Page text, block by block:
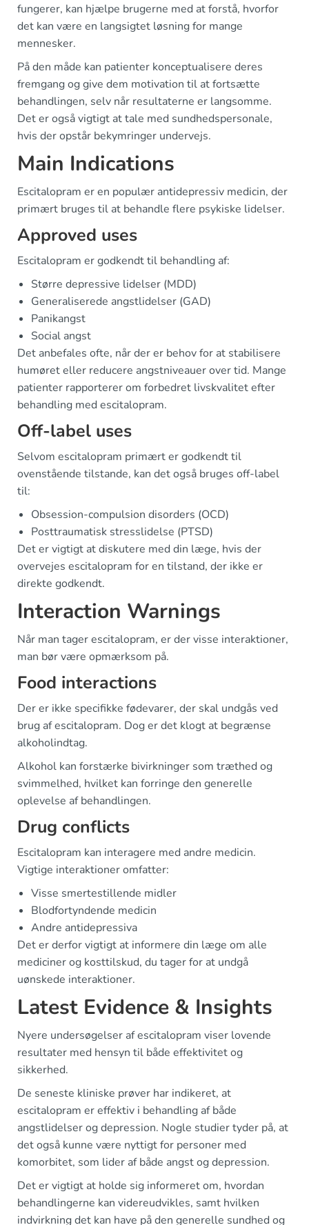
fungerer, kan hjælpe brugerne med at forstå, hvorfor
det kan være en langsigtet løsning for mange
mennesker.
På den måde kan patienter konceptualisere deres
fremgang og give dem motivation til at fortsætte
behandlingen, selv når resultaterne er langsomme.
Det er også vigtigt at tale med sundhedspersonale,
hvis der opstår bekymringer undervejs.
Main Indications
Escitalopram er en populær antidepressiv medicin, der
primært bruges til at behandle flere psykiske lidelser.
Approved uses
Escitalopram er godkendt til behandling af:
Større depressive lidelser (MDD)
Generaliserede angstlidelser (GAD)
Panikangst
Social angst
Det anbefales ofte, når der er behov for at stabilisere
humøret eller reducere angstniveauer over tid. Mange
patienter rapporterer om forbedret livskvalitet efter
behandling med escitalopram.
Off-label uses
Selvom escitalopram primært er godkendt til
ovenstående tilstande, kan det også bruges off-label
til:
Obsession-compulsion disorders (OCD)
Posttraumatisk stresslidelse (PTSD)
Det er vigtigt at diskutere med din læge, hvis der
overvejes escitalopram for en tilstand, der ikke er
direkte godkendt.
Interaction Warnings
Når man tager escitalopram, er der visse interaktioner,
man bør være opmærksom på.
Food interactions
Der er ikke specifikke fødevarer, der skal undgås ved
brug af escitalopram. Dog er det klogt at begrænse
alkoholindtag.
Alkohol kan forstærke bivirkninger som træthed og
svimmelhed, hvilket kan forringe den generelle
oplevelse af behandlingen.
Drug conflicts
Escitalopram kan interagere med andre medicin.
Vigtige interaktioner omfatter:
Visse smertestillende midler
Blodfortyndende medicin
Andre antidepressiva
Det er derfor vigtigt at informere din læge om alle
mediciner og kosttilskud, du tager for at undgå
uønskede interaktioner.
Latest Evidence & Insights
Nyere undersøgelser af escitalopram viser lovende
resultater med hensyn til både effektivitet og
sikkerhed.
De seneste kliniske prøver har indikeret, at
escitalopram er effektiv i behandling af både
angstlidelser og depression. Nogle studier tyder på, at
det også kunne være nyttigt for personer med
komorbitet, som lider af både angst og depression.
Det er vigtigt at holde sig informeret om, hvordan
behandlingerne kan videreudvikles, samt hvilken
indvirkning det kan have på den generelle sundhed og